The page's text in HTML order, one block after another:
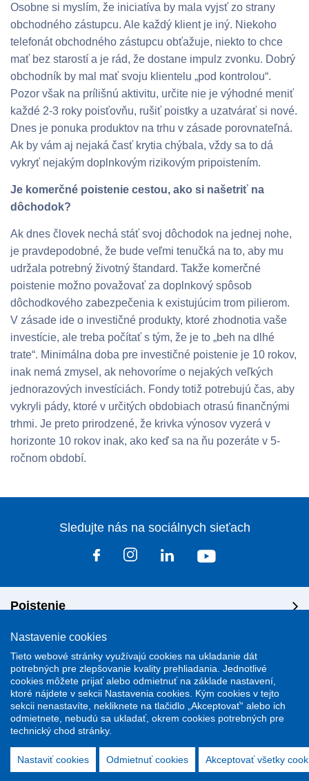
Nastavenie cookies
Tieto webové stránky využívajú cookies na ukladanie dát
potrebných pre zlepšovanie kvality prehliadania. Jednotlivé
cookies môžete prijať alebo odmietnuť na základe nastavení,
ktoré nájdete v sekcii Nastavenia cookies. Kým cookies v tejto
sekcii nenastavíte, nekliknete na tlačidlo „Akceptovať“ alebo ich
odmietnete, nebudú sa ukladať, okrem cookies potrebných pre
technický chod stránky.
Nastaviť cookies Odmietnuť cookies Akceptovať všetky
Osobne si myslím, že iniciatíva by mala vyjsť zo strany
obchodného zástupcu. Ale každý klient je iný. Niekoho
telefonát obchodného zástupcu obťažuje, niekto to chce
mať bez starostí a je rád, že dostane impulz zvonku. Dobrý
obchodník by mal mať svoju klientelu „pod kontrolou“.
Pozor však na prílišnú aktivitu, určite nie je výhodné meniť
každé 2-3 roky poisťovňu, rušiť poistky a uzatvárať si nové.
Dnes je ponuka produktov na trhu v zásade porovnateľná.
Ak by vám aj nejaká časť krytia chýbala, vždy sa to dá
vykryť nejakým doplnkovým rizikovým pripoistením.
Je komerčné poistenie cestou, ako si našetriť na
dôchodok?
Ak dnes človek nechá stáť svoj dôchodok na jednej nohe,
je pravdepodobné, že bude veľmi tenučká na to, aby mu
udržala potrebný životný štandard. Takže komerčné
poistenie možno považovať za doplnkový spôsob
dôchodkového zabezpečenia k existujúcim trom pilierom.
V zásade ide o investičné produkty, ktoré zhodnotia vaše
investície, ale treba počítať s tým, že je to „beh na dlhé
trate“. Minimálna doba pre investičné poistenie je 10 rokov,
inak nemá zmysel, ak nehovoríme o nejakých veľkých
jednorazových investíciách. Fondy totiž potrebujú čas, aby
vykryli pády, ktoré v určitých obdobiach otrasú finančnými
trhmi. Je preto prirodzené, že krivka výnosov vyzerá v
horizonte 10 rokov inak, ako keď sa na ňu pozeráte v 5-
ročnom období.
Sledujte nás na sociálnych sieťach
Poistenie
Riešenie škôd
Dôležité odkazy
Stránky podporuje redakčný systemActiveWeb